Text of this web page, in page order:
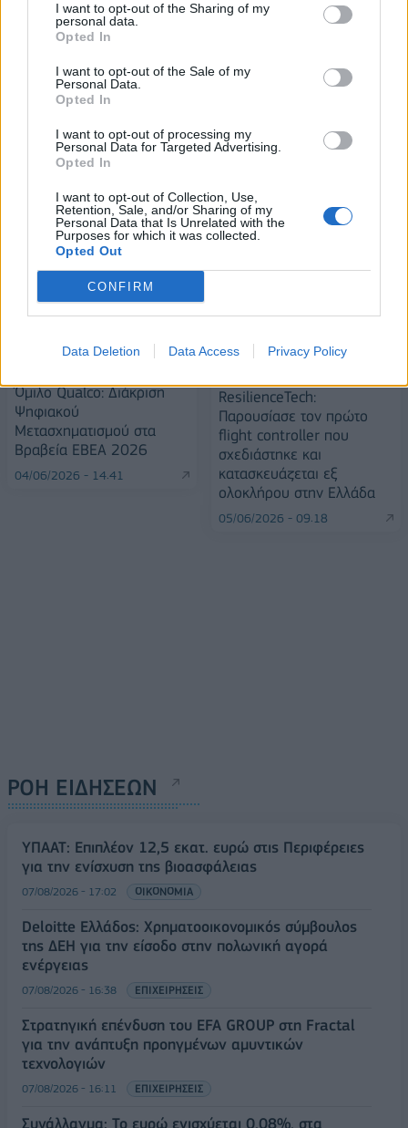
I want to opt-out of the Sharing of my
personal data.
Opted In
I want to opt-out of the Sale of my
Personal Data.
Opted In
I want to opt-out of processing my
Personal Data for Targeted Advertising.
Opted In
I want to opt-out of Collection, Use,
Retention, Sale, and/or Sharing of my
Personal Data that Is Unrelated with the
Purposes for which it was collected.
Opted Out
CONFIRM
Data Deletion Data Access Privacy Policy
FTSE4Good
Alpha Bank: Για πρώτη φορά το Αρχαίο Θέατρο Επιδαύρου άνοιξε τις
πύλες του σε όλους
ΠΕΡΙΣΣΌΤΕΡΑ ΣΕ ΑΥΤΉ ΤΗΝ ΚΑΤΗΓΟΡΊΑ
Όμιλο Qualco: Διάκριση
Ψηφιακού
Μετασχηματισμού στα
Βραβεία ΕΒΕΑ 2026
04/06/2026 - 14:41
ResilienceTech:
Παρουσίασε τον πρώτο
flight controller που
σχεδιάστηκε και
κατασκευάζεται εξ
ολοκλήρου στην Ελλάδα
05/06/2026 - 09:18
ΡΟΗ ΕΙΔΗΣΕΩΝ
ΥΠΑΑΤ: Επιπλέον 12,5 εκατ. ευρώ στις Περιφέρειες
για την ενίσχυση της βιοασφάλειας
07/08/2026 - 17:02 ΟΙΚΟΝΟΜΙΑ
Deloitte Ελλάδος: Χρηματοοικονομικός σύμβουλος
της ΔΕΗ για την είσοδο στην πολωνική αγορά
ενέργειας
07/08/2026 - 16:38 ΕΠΙΧΕΙΡΗΣΕΙΣ
Στρατηγική επένδυση του EFA GROUP στη Fractal
για την ανάπτυξη προηγμένων αμυντικών
τεχνολογιών
07/08/2026 - 16:11 ΕΠΙΧΕΙΡΗΣΕΙΣ
Συνάλλαγμα: Το ευρώ ενισχύεται 0,08%, στα